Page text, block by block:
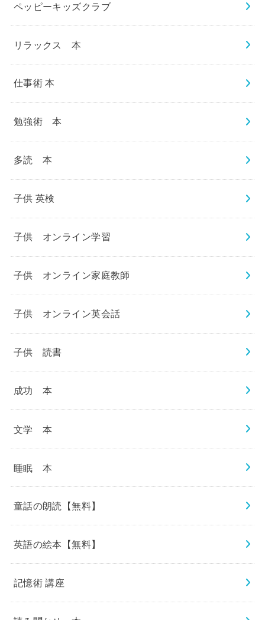
ペッピーキッズクラブ
リラックス 本
仕事術 本
勉強術 本
多読 本
子供 英検
子供 オンライン学習
子供 オンライン家庭教師
子供 オンライン英会話
子供 読書
成功 本
文学 本
睡眠 本
童話の朗読【無料】
英語の絵本【無料】
記憶術 講座